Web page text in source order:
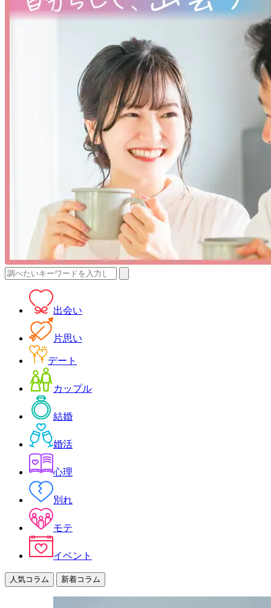
検
出会い
片思い
デート
カップル
結婚
婚活
心理
別れ
モテ
イベント
人気コラム 新着コラム